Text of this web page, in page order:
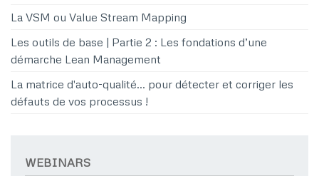
La VSM ou Value Stream Mapping
Les outils de base | Partie 2 : Les fondations d’une
démarche Lean Management
La matrice d'auto-qualité… pour détecter et corriger les
défauts de vos processus !
WEBINARS